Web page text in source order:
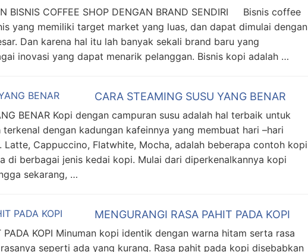
BISNIS COFFEE SHOP DENGAN BRAND SENDIRI Bisnis coffee
yang memiliki target market yang luas, dan dapat dimulai dengan
Dan karena hal itu lah banyak sekali brand baru yang
inovasi yang dapat menarik pelanggan. Bisnis kopi adalah …
CARA STEAMING SUSU YANG BENAR
BENAR Kopi dengan campuran susu adalah hal terbaik untuk
dengan kadungan kafeinnya yang membuat hari –hari
Latte, Cappuccino, Flatwhite, Mocha, adalah beberapa contoh kopi
di berbagai jenis kedai kopi. Mulai dari diperkenalkannya kopi
sekarang, …
MENGURANGI RASA PAHIT PADA KOPI
PADA KOPI Minuman kopi identik dengan warna hitam serta rasa
seperti ada yang kurang. Rasa pahit pada kopi disebabkan